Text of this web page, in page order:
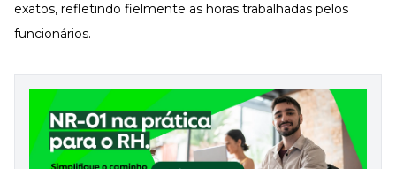
exatos, refletindo fielmente as horas trabalhadas pelos
funcionários.